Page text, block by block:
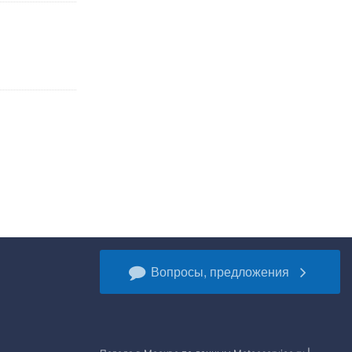
Вопросы, предложения